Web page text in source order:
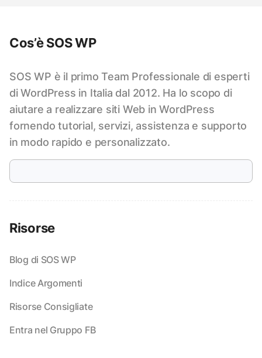
Cos’è SOS WP
SOS WP è il primo Team Professionale di esperti
di WordPress in Italia dal 2012. Ha lo scopo di
aiutare a realizzare siti Web in WordPress
fornendo tutorial, servizi, assistenza e supporto
in modo rapido e personalizzato.
Risorse
Blog di SOS WP
Indice Argomenti
Risorse Consigliate
Entra nel Gruppo FB